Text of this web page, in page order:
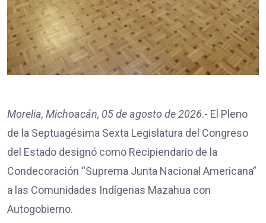
Morelia, Michoacán, 05 de agosto de 2026.- El Pleno
de la Septuagésima Sexta Legislatura del Congreso
del Estado designó como Recipiendario de la
Condecoración “Suprema Junta Nacional Americana”
a las Comunidades Indígenas Mazahua con
Autogobierno.